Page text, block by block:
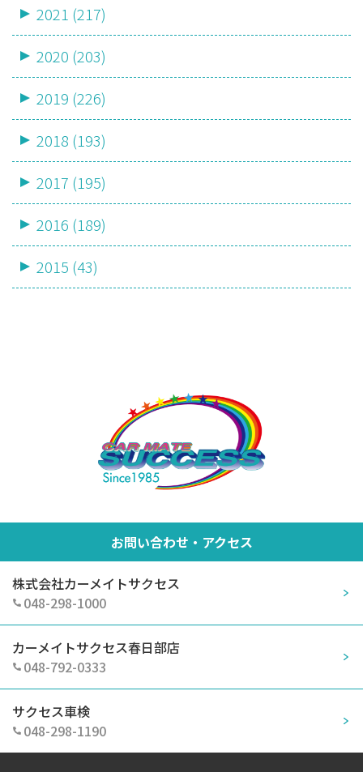
2021 (217)
2020 (203)
2019 (226)
2018 (193)
2017 (195)
2016 (189)
2015 (43)
お問い合わせ・アクセス
株式会社カーメイトサクセス
048-298-1000
カーメイトサクセス春日部店
048-792-0333
サクセス車検
048-298-1190